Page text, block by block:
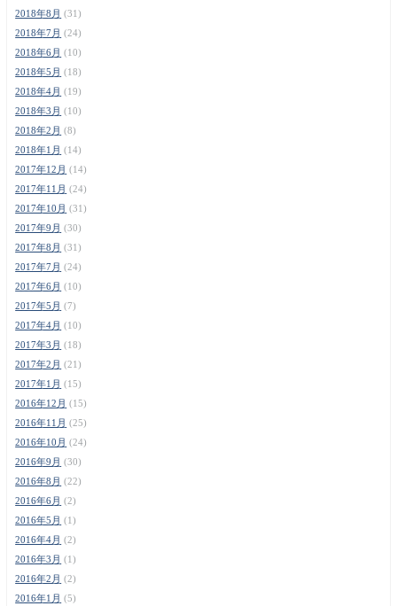
2018年8月 (31)
2018年7月 (24)
2018年6月 (10)
2018年5月 (18)
2018年4月 (19)
2018年3月 (10)
2018年2月 (8)
2018年1月 (14)
2017年12月 (14)
2017年11月 (24)
2017年10月 (31)
2017年9月 (30)
2017年8月 (31)
2017年7月 (24)
2017年6月 (10)
2017年5月 (7)
2017年4月 (10)
2017年3月 (18)
2017年2月 (21)
2017年1月 (15)
2016年12月 (15)
2016年11月 (25)
2016年10月 (24)
2016年9月 (30)
2016年8月 (22)
2016年6月 (2)
2016年5月 (1)
2016年4月 (2)
2016年3月 (1)
2016年2月 (2)
2016年1月 (5)